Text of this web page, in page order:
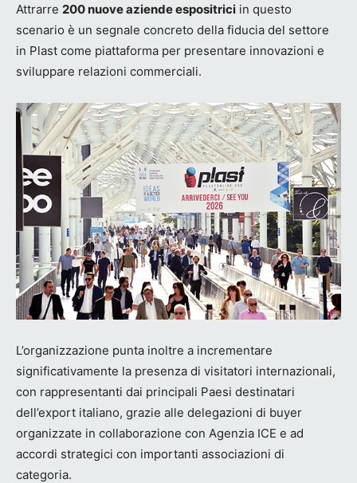
Attrarre 200 nuove aziende espositrici in questo
scenario è un segnale concreto della fiducia del settore
in Plast come piattaforma per presentare innovazioni e
sviluppare relazioni commerciali.
L’organizzazione punta inoltre a incrementare
significativamente la presenza di visitatori internazionali,
con rappresentanti dai principali Paesi destinatari
dell’export italiano, grazie alle delegazioni di buyer
organizzate in collaborazione con Agenzia ICE e ad
accordi strategici con importanti associazioni di
categoria.